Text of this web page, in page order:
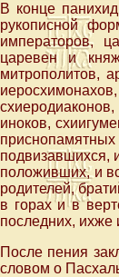
В конце
рукописной
имперaторов,
царевен и
митрополитов,
иноков,
подвизавшихся,
положивших, и
родителей,
в горах и в
последних,
После пения
словом о